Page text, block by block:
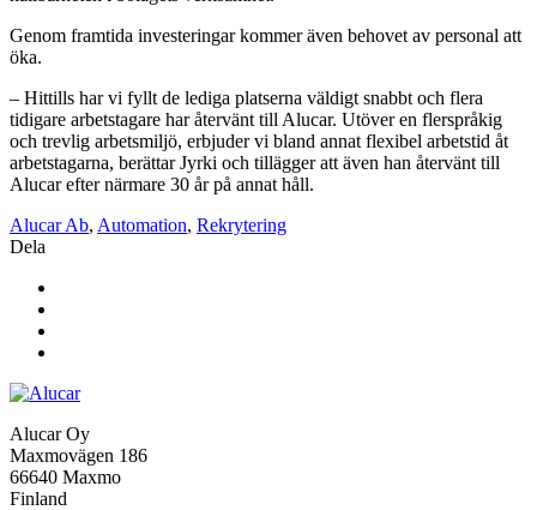
Genom framtida investeringar kommer även behovet av personal att
öka.
– Hittills har vi fyllt de lediga platserna väldigt snabbt och flera
tidigare arbetstagare har återvänt till Alucar. Utöver en flerspråkig
och trevlig arbetsmiljö, erbjuder vi bland annat flexibel arbetstid åt
arbetstagarna, berättar Jyrki och tillägger att även han återvänt till
Alucar efter närmare 30 år på annat håll.
Alucar Ab, Automation, Rekrytering
Dela
Alucar Oy
Maxmovägen 186
66640 Maxmo
Finland